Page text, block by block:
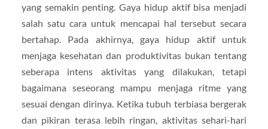
yang semakin penting. Gaya hidup aktif bisa menjadi
salah satu cara untuk mencapai hal tersebut secara
bertahap. Pada akhirnya, gaya hidup aktif untuk
menjaga kesehatan dan produktivitas bukan tentang
seberapa intens aktivitas yang dilakukan, tetapi
bagaimana seseorang mampu menjaga ritme yang
sesuai dengan dirinya. Ketika tubuh terbiasa bergerak
dan pikiran terasa lebih ringan, aktivitas sehari-hari